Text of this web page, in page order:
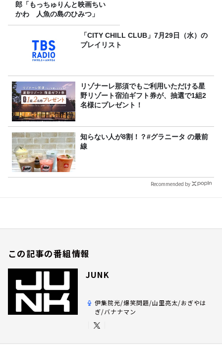
郎「もっちゅりんと映画ちい
かわ 人魚の島のひみつ」
「CITY CHILL CLUB」7月29日（水）の
プレイリスト
リゾナーレ那須でもご利用いただける星
野リゾート宿泊ギフト券が、抽選で1組2
名様にプレゼント！
知らない人が8割！？#グラニータ の最前
線
Recommended by
この記事の番組情報
JUNK
伊集院光/爆笑問題/山里亮太/おぎやは
ぎ/バナナマン